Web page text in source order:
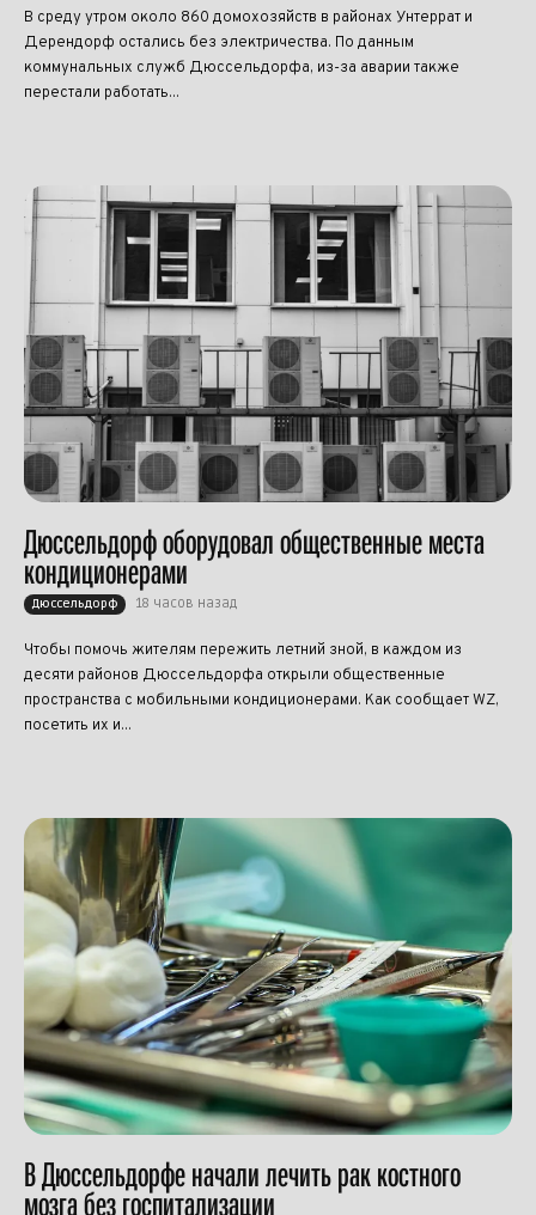
В среду утром около 860 домохозяйств в районах Унтеррат и
Дерендорф остались без электричества. По данным
коммунальных служб Дюссельдорфа, из-за аварии также
перестали работать...
Дюссельдорф оборудовал общественные места
кондиционерами
Дюссельдорф 18 часов назад
Чтобы помочь жителям пережить летний зной, в каждом из
десяти районов Дюссельдорфа открыли общественные
пространства с мобильными кондиционерами. Как сообщает WZ,
посетить их и...
В Дюссельдорфе начали лечить рак костного
мозга без госпитализации